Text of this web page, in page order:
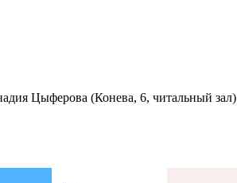
Цыферова (Конева, 6, читальный зал)